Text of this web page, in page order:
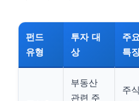
펀드
유형
투자 대
상
주
특징
부동산
관련 주
주식